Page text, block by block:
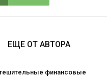
ЕЩЕ ОТ АВТОРА
финансовые